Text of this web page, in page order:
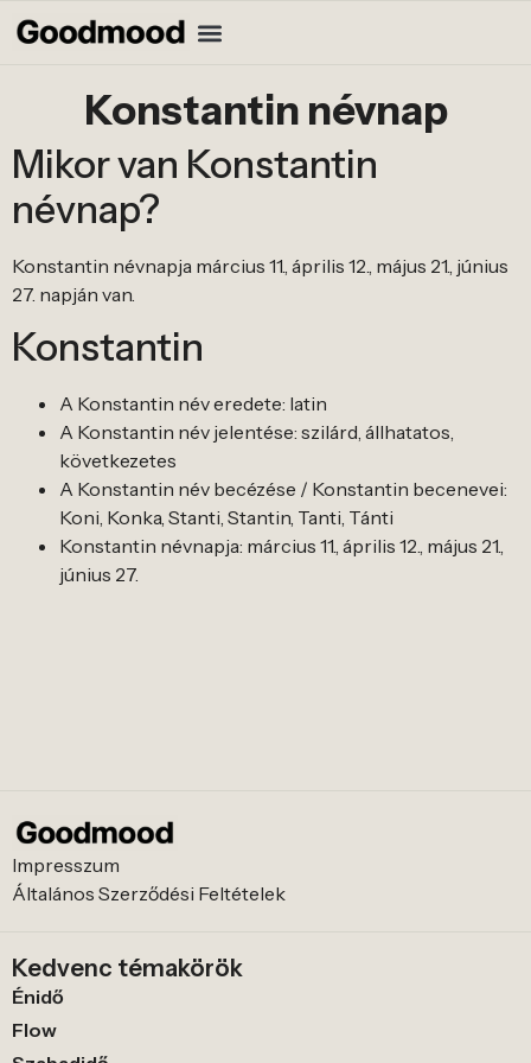
Konstantin névnap
Mikor van Konstantin
névnap?
Konstantin névnapja március 11., április 12., május 21., június
27. napján van.
Konstantin
A Konstantin név eredete: latin
A Konstantin név jelentése: szilárd, állhatatos,
következetes
A Konstantin név becézése / Konstantin becenevei:
Koni, Konka, Stanti, Stantin, Tanti, Tánti
Konstantin névnapja: március 11., április 12., május 21.,
június 27.
Impresszum
Általános Szerződési Feltételek
Kedvenc témakörök
Énidő
Flow